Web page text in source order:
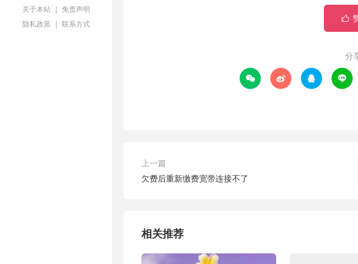
关于本站 | 免责声明
隐私政策 | 联系方式 
分
   
上一篇
欠费后重新缴费宽带连接不了
相关推荐